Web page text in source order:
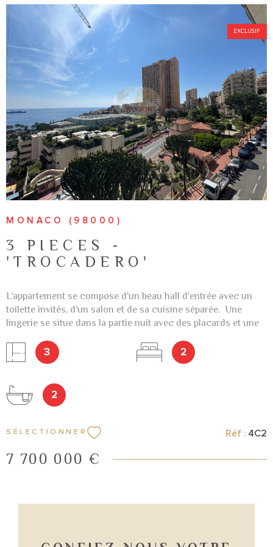
réalisé par un cabinet d'architecture et validé par l'urbanisme
ainsi que par les copropriétaires de l'immeuble. Ainsi, seuls
les travaux de rénovation et modification de façade ( si
changement de destination) seront à prévoir par l'acquéreur.
MONACO (98000)
3 PIECES -
'TROCADERO'
L'appartement se compose d'un beau hall d'entrée avec un
toilette invités, d'un salon et de sa cuisine séparée. Une
lingerie se situe dans la partie nuit avec des placards et une
salle de douche sont vue mer ainsi que la terrasse.
L’appartement dispose d’une cave. Pas de rétrocession.
3 2
2
SÉLECTIONNER Réf : 4C2
7 700 000 €
EXCLUSIF
VOIR LE BIEN